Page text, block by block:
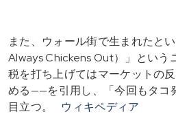
また、ウォール街で生まれたと
Always Chickens Out）」とい
税を打ち上げてはマーケットの
める——を引用し、「今回もタコ
目立つ。
ウィキペディア